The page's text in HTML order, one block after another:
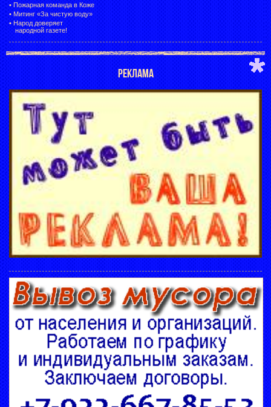
• Пожарная команда в Коже
• Митинг «За чистую воду»
• Народ доверяет
народной газете!
РЕКЛАМА